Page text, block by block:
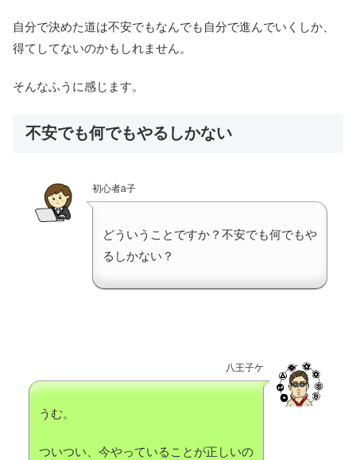
自分で決めた道は不安でもなんでも自分で進んでいくしか、
得てしてないのかもしれません。
そんなふうに感じます。
不安でも何でもやるしかない
初心者a子
どういうことですか？不安でも何でもや
るしかない？
八王子ケ
うむ。
ついつい、今やっていることが正しいの